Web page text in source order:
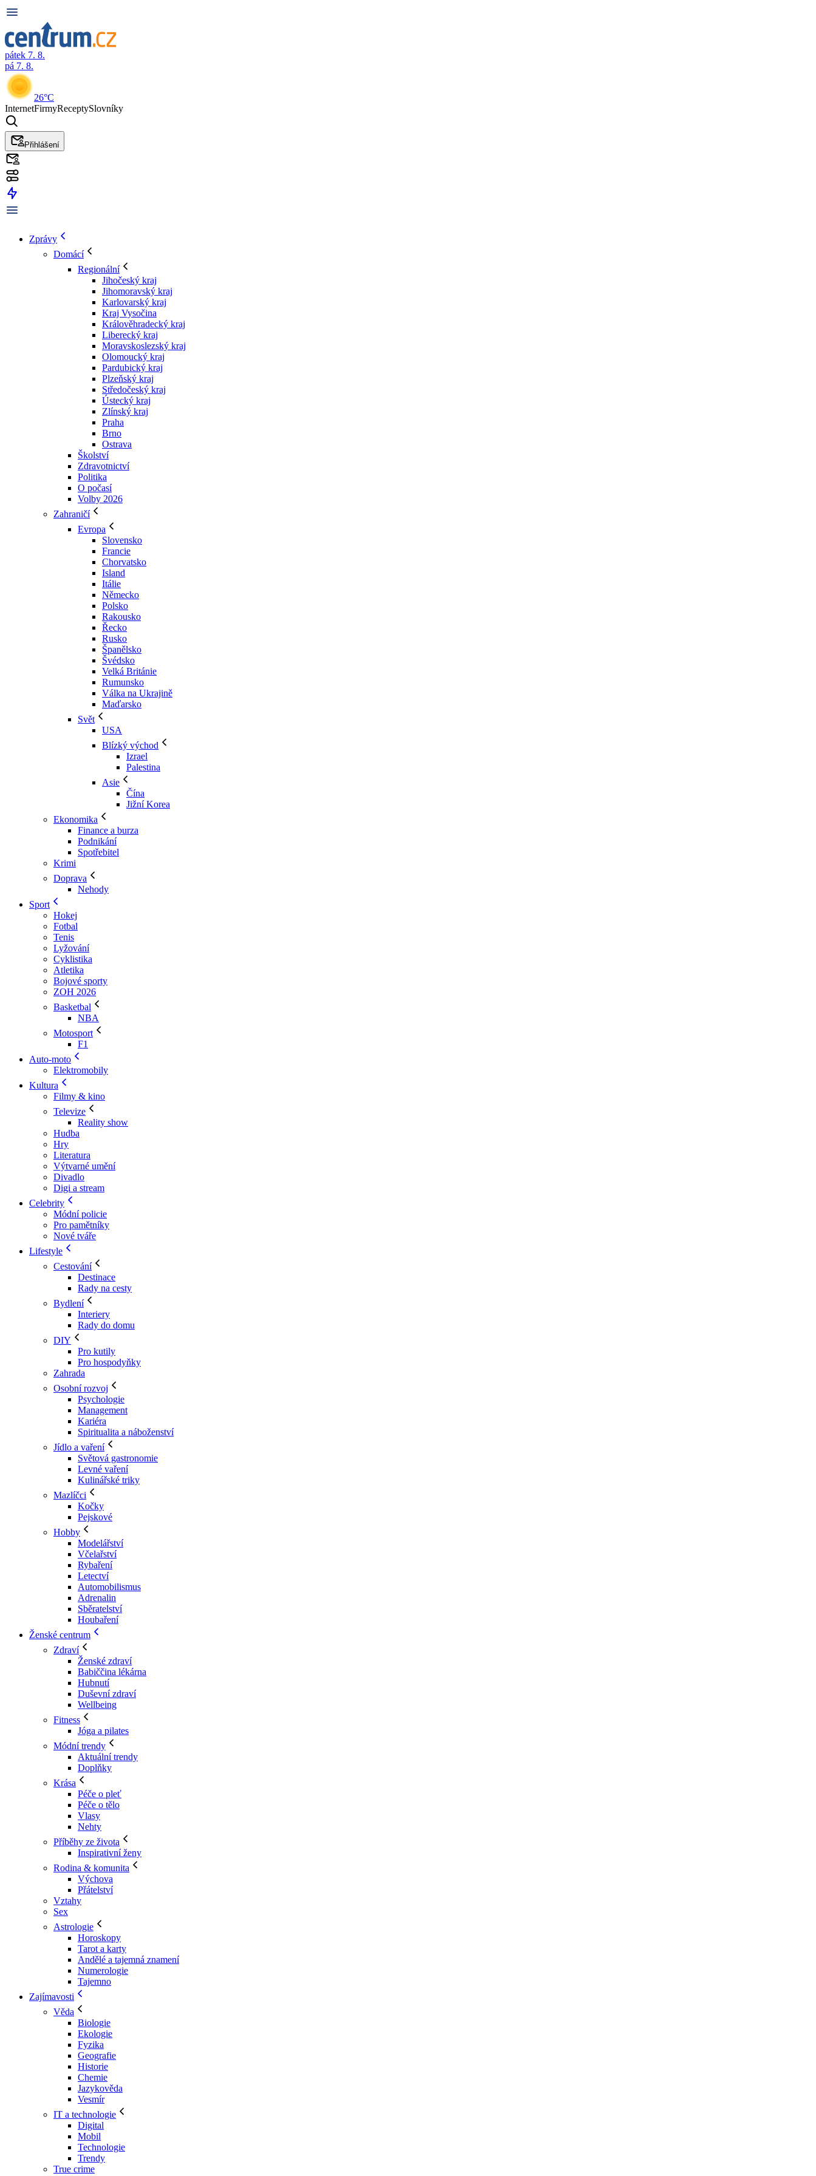
pátek 7. 8.
pá 7. 8.
26°C
InternetFirmyReceptySlovníky
Přihlášení
Zprávy
Domácí
Regionální
Jihočeský kraj
Jihomoravský kraj
Karlovarský kraj
Kraj Vysočina
Králověhradecký kraj
Liberecký kraj
Moravskoslezský kraj
Olomoucký kraj
Pardubický kraj
Plzeňský kraj
Středočeský kraj
Ústecký kraj
Zlínský kraj
Praha
Brno
Ostrava
Školství
Zdravotnictví
Politika
O počasí
Volby 2026
Zahraničí
Evropa
Slovensko
Francie
Chorvatsko
Island
Itálie
Německo
Polsko
Rakousko
Řecko
Rusko
Španělsko
Švédsko
Velká Británie
Rumunsko
Válka na Ukrajině
Maďarsko
Svět
USA
Blízký východ
Izrael
Palestina
Asie
Čína
Jižní Korea
Ekonomika
Finance a burza
Podnikání
Spotřebitel
Krimi
Doprava
Nehody
Sport
Hokej
Fotbal
Tenis
Lyžování
Cyklistika
Atletika
Bojové sporty
ZOH 2026
Basketbal
NBA
Motosport
F1
Auto-moto
Elektromobily
Kultura
Filmy & kino
Televize
Reality show
Hudba
Hry
Literatura
Výtvarné umění
Divadlo
Digi a stream
Celebrity
Módní policie
Pro pamětníky
Nové tváře
Lifestyle
Cestování
Destinace
Rady na cesty
Bydlení
Interiery
Rady do domu
DIY
Pro kutily
Pro hospodyňky
Zahrada
Osobní rozvoj
Psychologie
Management
Kariéra
Spiritualita a náboženství
Jídlo a vaření
Světová gastronomie
Levné vaření
Kulinářské triky
Mazlíčci
Kočky
Pejskové
Hobby
Modelářství
Včelařství
Rybaření
Letectví
Automobilismus
Adrenalin
Sběratelství
Houbaření
Ženské centrum
Zdraví
Ženské zdraví
Babiččina lékárna
Hubnutí
Duševní zdraví
Wellbeing
Fitness
Jóga a pilates
Módní trendy
Aktuální trendy
Doplňky
Krása
Péče o pleť
Péče o tělo
Vlasy
Nehty
Příběhy ze života
Inspirativní ženy
Rodina & komunita
Výchova
Přátelství
Vztahy
Sex
Astrologie
Horoskopy
Tarot a karty
Andělé a tajemná znamení
Numerologie
Tajemno
Zajímavosti
Věda
Biologie
Ekologie
Fyzika
Geografie
Historie
Chemie
Jazykověda
Vesmír
IT a technologie
Digital
Mobil
Technologie
Trendy
True crime